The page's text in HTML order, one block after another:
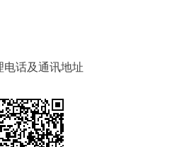
电话及通讯地址